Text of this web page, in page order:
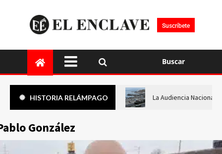
Suscríbete
Buscar
HISTORIA RELÁMPAGO La Audiencia Nacional
González